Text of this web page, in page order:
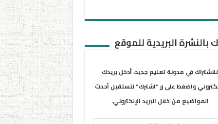
بالنشرة البريدية للموقع
للاشتراك في مدونة تعليم جديد، أدخل بريدك
واضغط على زر "اشترك" لتستقبل أحدث
المواضيع من خلال البريد الإلكتروني.